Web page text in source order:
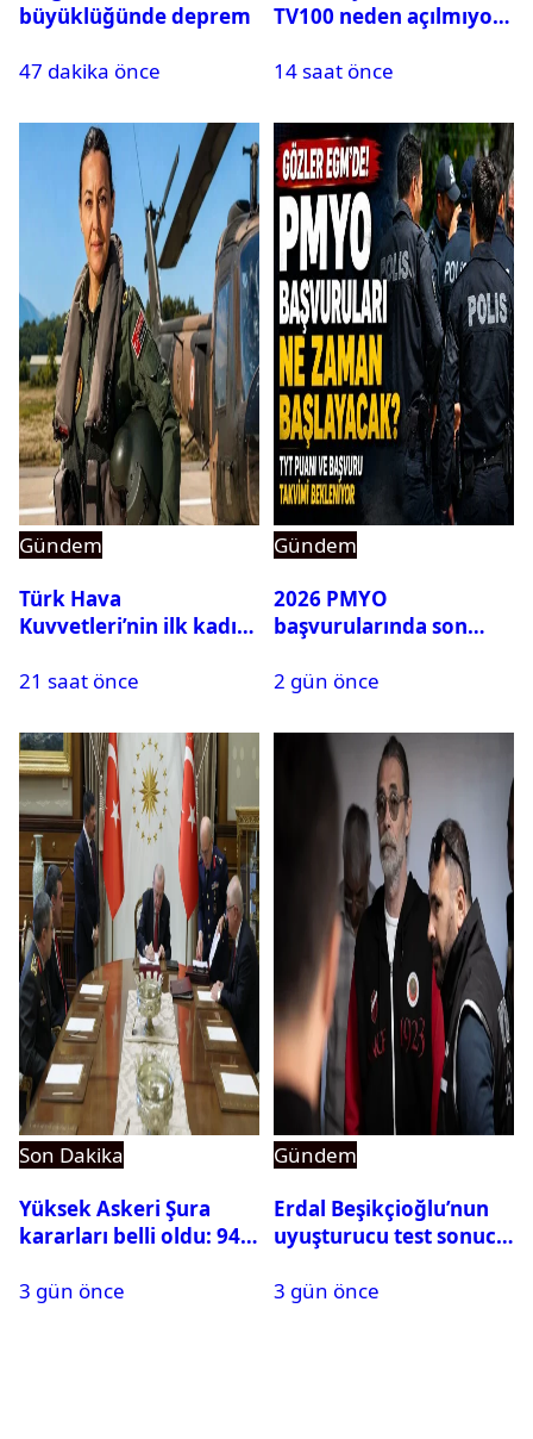
büyüklüğünde deprem
47 dakika önce
TV100 neden açılmıyor?
14 saat önce
Gündem
Türk Hava
Kuvvetleri’nin ilk kadın
Karapınar hakkında
ortaya çıktı
21 saat önce
Gündem
2026 PMYO
başvurularında son
2 gün önce
Son Dakika
Yüksek Askeri Şura
kararları belli oldu: 94
3 gün önce
Gündem
Erdal Beşikçioğlu’nun
uyuşturucu test sonucu
3 gün önce